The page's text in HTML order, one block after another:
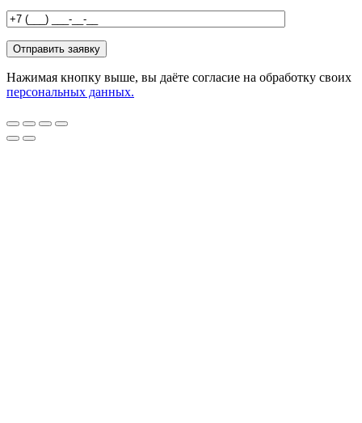
Нажимая кнопку выше, вы даёте согласие на обработку своих
персональных данных.